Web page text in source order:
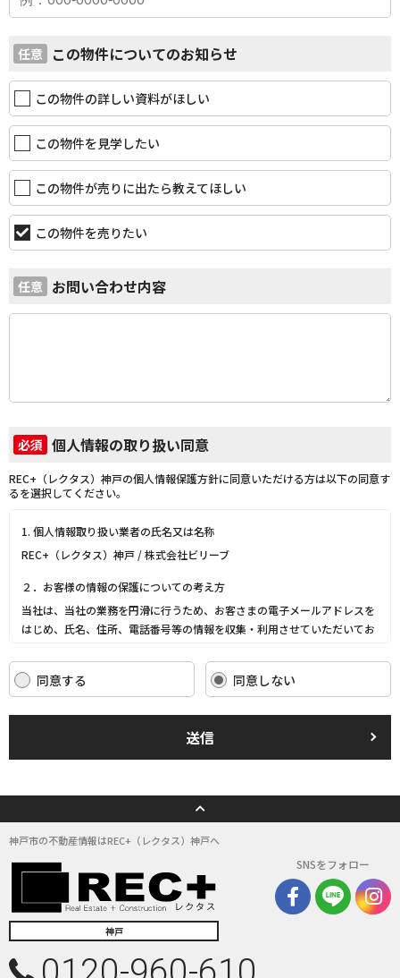
任意 この物件についてのお知らせ
この物件の詳しい資料がほしい
この物件を見学したい
この物件が売りに出たら教えてほしい
この物件を売りたい
任意 お問い合わせ内容
必須 個人情報の取り扱い同意
REC+（レクタス）神戸の個人情報保護方針に同意いただける方は以下の同意す
るを選択してください。
1. 個人情報取り扱い業者の氏名又は名称
REC+（レクタス）神戸 / 株式会社ビリーブ
２．お客様の情報の保護についての考え方
当社は、当社の業務を円滑に行うため、お客さまの電子メールアドレスを
はじめ、氏名、住所、電話番号等の情報を収集・利用させていただいてお
当社は、これらのお客さまの個人情報（以下「お客さま情報」といいま
す。）の適正な保護を重大な責務と認識し、この責務を果たすために、次
法令を遵守し、適切に取り扱います。また、適宜取扱いの改善に努めま
す。
ます。また、取引先等に対しても適切にお客さま情報を取り扱うように要
(3) お客さま情報の収集に際しては、利用目的を特定して通知または公表
(4) お客さま情報の漏洩、紛失、改ざん等を防止するために必要な 対策を
講じて適切な管理を行います。
(5) 保有するお客さま情報について、お客さま本人からの開示、訂正、削
除、利用停止の依頼を所定の窓口でお受けして、誠意をもって対応いたし
具体的には、以下の内容に従ってお客さま情報の取り扱いをいたします。
同意する 同意しない
送信
神戸市の不動産情報はREC+（レクタス）神戸へ
神戸
SNSをフォロー